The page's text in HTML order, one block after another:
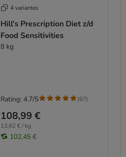
4 variantes
Hill's Prescription Diet z/d
Food Sensitivities
8 kg
108,99 €
13,62 € / kg
102,45 €
Rating: 4.7/5 (67)